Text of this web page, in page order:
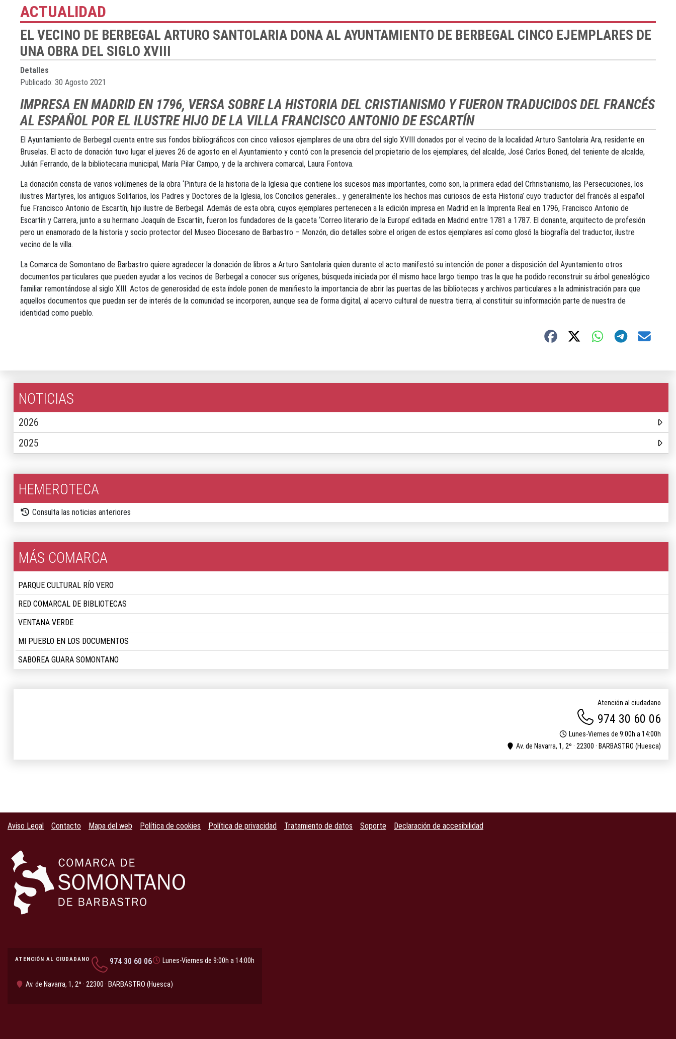
ACTUALIDAD
EL VECINO DE BERBEGAL ARTURO SANTOLARIA DONA AL AYUNTAMIENTO DE BERBEGAL CINCO EJEMPLARES DE
UNA OBRA DEL SIGLO XVIII
Detalles
Publicado: 30 Agosto 2021
IMPRESA EN MADRID EN 1796, VERSA SOBRE LA HISTORIA DEL CRISTIANISMO Y FUERON TRADUCIDOS DEL FRANCÉS
AL ESPAÑOL POR EL ILUSTRE HIJO DE LA VILLA FRANCISCO ANTONIO DE ESCARTÍN
El Ayuntamiento de Berbegal cuenta entre sus fondos bibliográficos con cinco valiosos ejemplares de una obra del siglo XVIII donados por el vecino de la localidad Arturo Santolaria Ara, residente en
Bruselas. El acto de donación tuvo lugar el jueves 26 de agosto en el Ayuntamiento y contó con la presencia del propietario de los ejemplares, del alcalde, José Carlos Boned, del teniente de alcalde,
Julián Ferrando, de la bibliotecaria municipal, María Pilar Campo, y de la archivera comarcal, Laura Fontova.
La donación consta de varios volúmenes de la obra ‘Pintura de la historia de la Iglesia que contiene los sucesos mas importantes, como son, la primera edad del Crhristianismo, las Persecuciones, los
ilustres Martyres, los antiguos Solitarios, los Padres y Doctores de la Iglesia, los Concilios generales… y generalmente los hechos mas curiosos de esta Historia’ cuyo traductor del francés al español
fue Francisco Antonio de Escartín, hijo ilustre de Berbegal. Además de esta obra, cuyos ejemplares pertenecen a la edición impresa en Madrid en la Imprenta Real en 1796, Francisco Antonio de
Escartín y Carrera, junto a su hermano Joaquín de Escartín, fueron los fundadores de la gaceta ‘Correo literario de la Europa’ editada en Madrid entre 1781 a 1787. El donante, arquitecto de profesión
pero un enamorado de la historia y socio protector del Museo Diocesano de Barbastro – Monzón, dio detalles sobre el origen de estos ejemplares así como glosó la biografía del traductor, ilustre
vecino de la villa.
La Comarca de Somontano de Barbastro quiere agradecer la donación de libros a Arturo Santolaria quien durante el acto manifestó su intención de poner a disposición del Ayuntamiento otros
documentos particulares que pueden ayudar a los vecinos de Berbegal a conocer sus orígenes, búsqueda iniciada por él mismo hace largo tiempo tras la que ha podido reconstruir su árbol genealógico
familiar remontándose al siglo XIII. Actos de generosidad de esta índole ponen de manifiesto la importancia de abrir las puertas de las bibliotecas y archivos particulares a la administración para que
aquellos documentos que puedan ser de interés de la comunidad se incorporen, aunque sea de forma digital, al acervo cultural de nuestra tierra, al constituir su información parte de nuestra de
identidad como pueblo.
NOTICIAS
2026
2025
HEMEROTECA
Consulta las noticias anteriores
MÁS COMARCA
PARQUE CULTURAL RÍO VERO
RED COMARCAL DE BIBLIOTECAS
VENTANA VERDE
MI PUEBLO EN LOS DOCUMENTOS
SABOREA GUARA SOMONTANO
Atención al ciudadano
974 30 60 06
Lunes-Viernes de 9:00h a 14:00h
Av. de Navarra, 1, 2º · 22300 · BARBASTRO (Huesca)
Aviso Legal Contacto Mapa del web Política de cookies Política de privacidad Tratamiento de datos Soporte Declaración de accesibilidad
ATENCIÓN AL CIUDADANO 974 30 60 06 Lunes-Viernes de 9:00h a 14:00h
Av. de Navarra, 1, 2º · 22300 · BARBASTRO (Huesca)